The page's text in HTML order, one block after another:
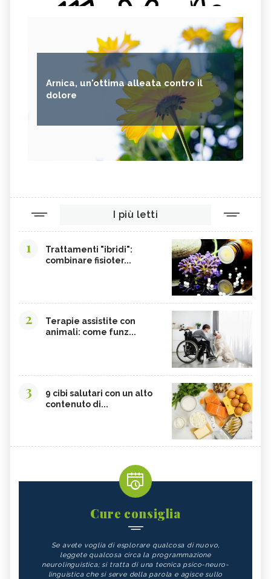
Arnica, un'ottima alleata contro il
dolore
I più letti
1
Trattamenti "ibridi":
combinare fisioter...
2
Terapie assistite con
animali: come funz...
3
9 cibi salutari con un alto
contenuto di...
Cure consiglia
Se avete voglia di esplorare qualcosa di nuovo,
leggete qualcosa circa la programmazione
neurolinguistica; si tratta di una tecnica psico-neuro-
linguistica che si serve della parola e agisce sullo